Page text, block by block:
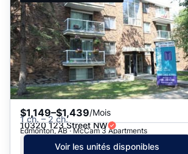
$1,149–$1,439/Mois
1 ch. – 2 ch.
10320 123 Street NW
Edmonton, AB · McCam 3 Apartments
Voir les unités disponibles